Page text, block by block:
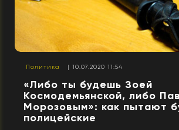
Политика | 10.07.2020 11:54
«Либо ты будешь Зоей
Космодемьянской, либо
Морозовым»: как пытают
полицейские